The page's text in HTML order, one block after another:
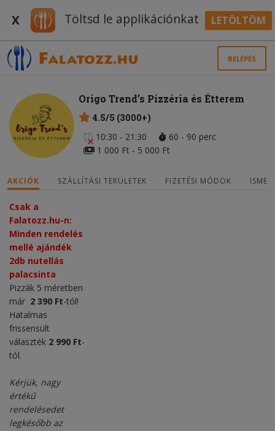
X Töltsd le applikációnkat LETÖLTÖM
BELÉPÉS
Origo Trend’s Pizzéria és Étterem
4.5/5 (3000+)
10:30 - 21:30
60 - 90 perc
1 000 Ft - 5 000 Ft
AKCIÓK SZÁLLÍTÁSI TERÜLETEK FIZETÉSI MÓDOK
Csak a
Falatozz.hu-n:
Minden rendelés
mellé ajándék
2db nutellás
palacsinta
Pizzák 5 méretben
már 2 390 Ft-tól!
Hatalmas
frissensült
választék 2 990 Ft-
tól.
Kérjük, nagy
értékű
rendelésedet
legkésőbb az